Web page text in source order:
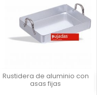
Rustidera de aluminio con
asas fijas 
Vista rápida